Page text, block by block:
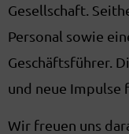
Gesellschaft.
Personal sowie
Geschäftsführer.
und neue Impulse
Wir freuen uns